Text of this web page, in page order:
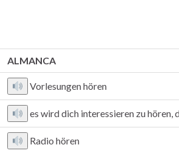
ALMANCA
Vorlesungen hören
es wird dich interessieren zu hören,
Radio hören